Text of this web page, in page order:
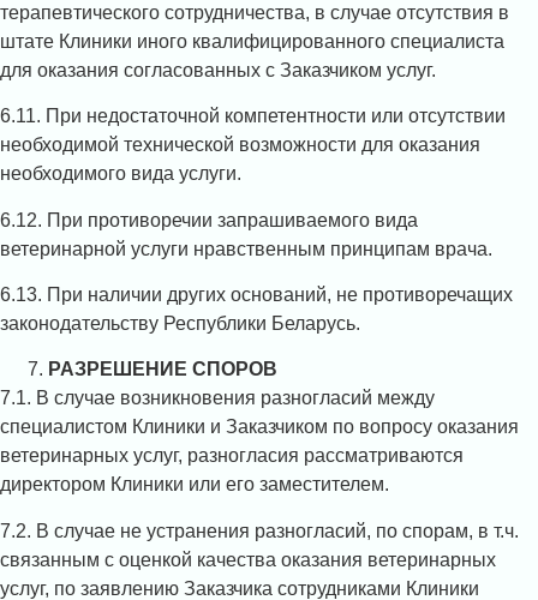
терапевтического сотрудничества, в случае отсутствия в
штате Клиники иного квалифицированного специалиста
для оказания согласованных с Заказчиком услуг.
6.11. При недостаточной компетентности или отсутствии
необходимой технической возможности для оказания
необходимого вида услуги.
6.12. При противоречии запрашиваемого вида
ветеринарной услуги нравственным принципам врача.
6.13. При наличии других оснований, не противоречащих
законодательству Республики Беларусь.
РАЗРЕШЕНИЕ СПОРОВ
7.1. В случае возникновения разногласий между
специалистом Клиники и Заказчиком по вопросу оказания
ветеринарных услуг, разногласия рассматриваются
директором Клиники или его заместителем.
7.2. В случае не устранения разногласий, по спорам, в т.ч.
связанным с оценкой качества оказания ветеринарных
услуг, по заявлению Заказчика сотрудниками Клиники